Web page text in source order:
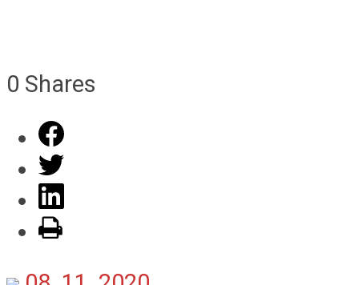
0 Shares